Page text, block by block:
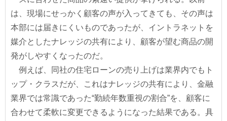
は、現場にせっかく顧客の声が入ってきても、その声は
本部には届きにくいものであったが、イントラネットを
媒介としたナレッジの共有により、顧客が望む商品の開
発がしやすくなったのだ。
例えば、同社の住宅ローンの売り上げは業界内でもト
ップ・クラスだが、これはナレッジの共有により、金融
業界では常識であった“勤続年数重視の割合”を、顧客に
合わせて柔軟に変更できるようになった結果である。具